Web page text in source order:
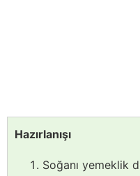
Hazırlanışı
Soğanı yemeklik